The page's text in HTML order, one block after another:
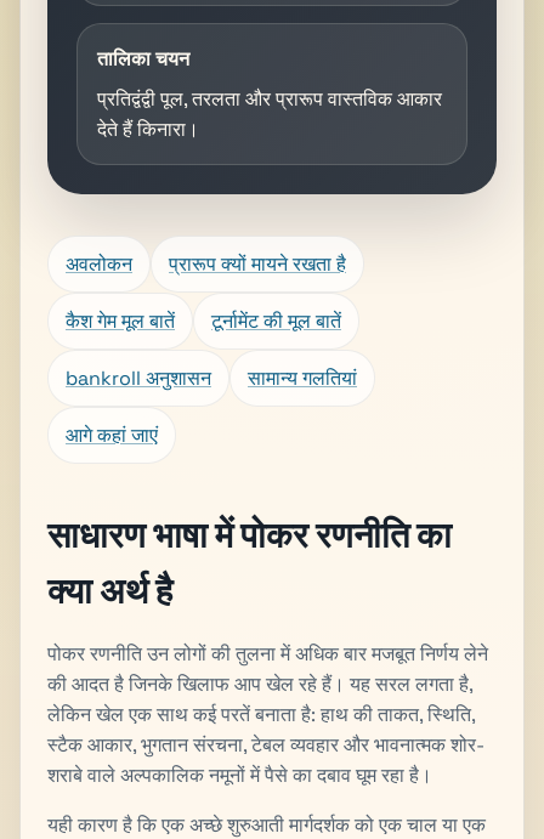
तालिका चयन
प्रतिद्वंद्वी पूल, तरलता और प्रारूप वास्तविक आकार
देते हैं किनारा।
अवलोकन प्रारूप क्यों मायने रखता है
कैश गेम मूल बातें टूर्नामेंट की मूल बातें
bankroll अनुशासन सामान्य गलतियां
आगे कहां जाएं
साधारण भाषा में पोकर रणनीति का
क्या अर्थ है
पोकर रणनीति उन लोगों की तुलना में अधिक बार मजबूत निर्णय लेने
की आदत है जिनके खिलाफ आप खेल रहे हैं। यह सरल लगता है,
लेकिन खेल एक साथ कई परतें बनाता है: हाथ की ताकत, स्थिति,
स्टैक आकार, भुगतान संरचना, टेबल व्यवहार और भावनात्मक शोर-
शराबे वाले अल्पकालिक नमूनों में पैसे का दबाव घूम रहा है।
यही कारण है कि एक अच्छे शुरुआती मार्गदर्शक को एक चाल या एक